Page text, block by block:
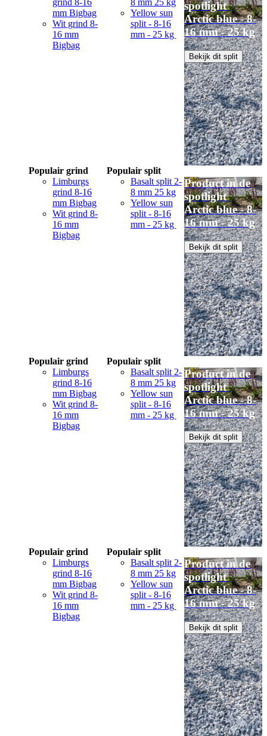
mm Bigbag
Wit grind 8-
16 mm
Bigbag
Yellow sun
split - 8-16
mm - 25 kg
spotlight
Arctic blue - 8-
16 mm - 25 kg
Bekijk dit split
Populair grind
Limburgs
grind 8-16
mm Bigbag
Wit grind 8-
16 mm
Bigbag
Populair split
Basalt split 2-
8 mm 25 kg
Yellow sun
split - 8-16
mm - 25 kg
Product in de
spotlight
Arctic blue - 8-
16 mm - 25 kg
Bekijk dit split
Populair grind
Limburgs
grind 8-16
mm Bigbag
Wit grind 8-
16 mm
Bigbag
Populair split
Basalt split 2-
8 mm 25 kg
Yellow sun
split - 8-16
mm - 25 kg
Product in de
spotlight
Arctic blue - 8-
16 mm - 25 kg
Bekijk dit split
Populair grind
Limburgs
grind 8-16
mm Bigbag
Wit grind 8-
16 mm
Bigbag
Populair split
Basalt split 2-
8 mm 25 kg
Yellow sun
split - 8-16
mm - 25 kg
Product in de
spotlight
Arctic blue - 8-
16 mm - 25 kg
Bekijk dit split